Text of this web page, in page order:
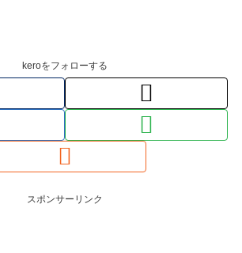
keroをフォローする
スポンサーリンク